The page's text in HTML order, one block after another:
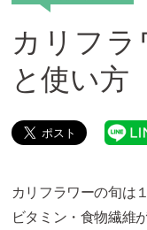
カリフ
と使い方
カリフラワーの旬は
ビタミン・食物繊維